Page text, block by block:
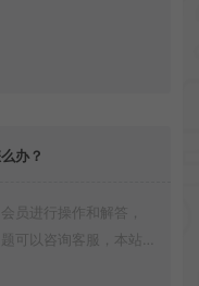
办？
员进行操作和解答，
可以咨询客服，本站